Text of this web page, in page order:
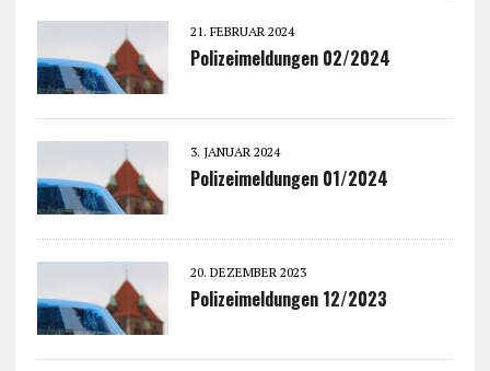
21. FEBRUAR 2024
Polizeimeldungen 02/2024
3. JANUAR 2024
Polizeimeldungen 01/2024
20. DEZEMBER 2023
Polizeimeldungen 12/2023